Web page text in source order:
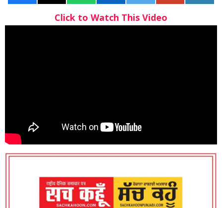
Click to Watch This Video